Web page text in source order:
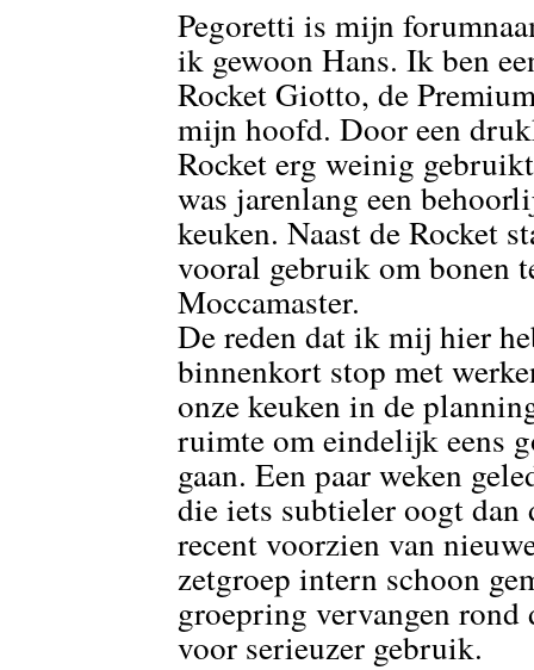
Pegoretti is mijn
ik gewoon Hans. Ik ben
Rocket Giotto, de
mijn hoofd. Door een
Rocket erg weinig
was jarenlang een
keuken. Naast de Rocket
vooral gebruik om bonen
Moccamaster.
De reden dat ik mij hier
binnenkort stop met
onze keuken in de
ruimte om eindelijk eens
gaan. Een paar weken
die iets subtieler oogt
recent voorzien van
zetgroep intern schoon
groepring vervangen
voor serieuzer gebruik.